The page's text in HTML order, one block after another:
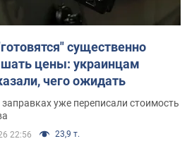
существенно
цены: украинцам
чего ожидать
уже переписали стоимость
22:56 23,9 т.